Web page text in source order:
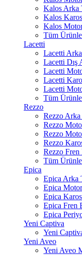
Kalos Arka
Kalos
Kalos
Tüm
Lacetti
Lacetti
Lacetti Dış
Lacetti
Lacetti
Lacetti
Tüm
Rezzo
Rezzo Arka
Rezzo
Rezzo
Rezzo
Rezzo Fren
Tüm
Epica
Epica Arka
Epica
Epica
Epica Fren
Epica
Yeni Captiva
Yeni
Yeni Aveo
Yeni Aveo